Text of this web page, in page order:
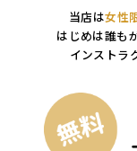
当店は女性
はじめは誰も
インストラ